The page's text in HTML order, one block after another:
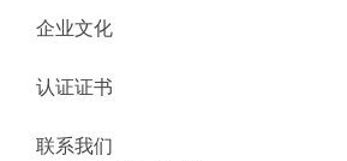
企业文化
认证证书
联系我们